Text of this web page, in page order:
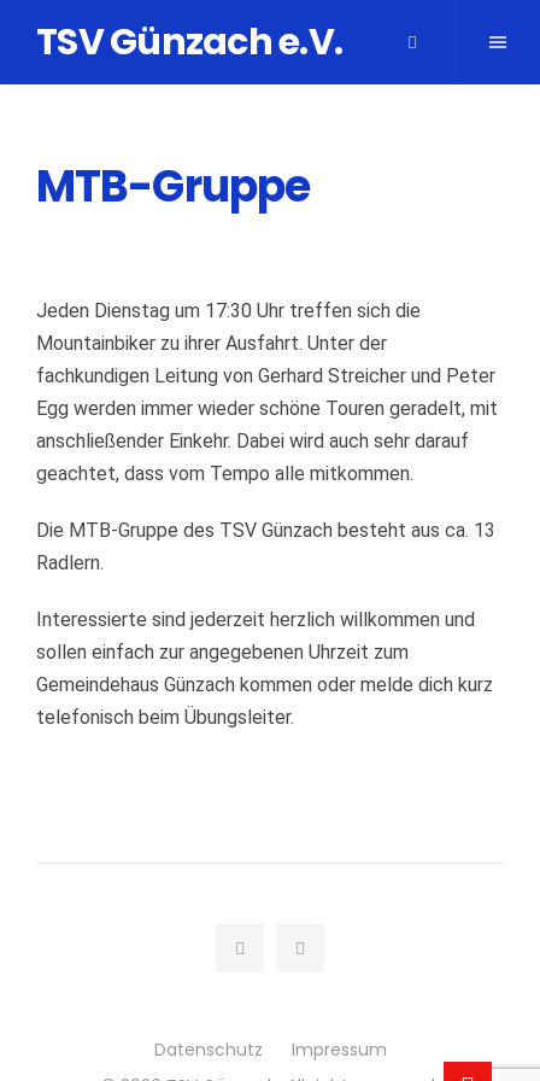
TSV Günzach e.V.
MTB-Gruppe
Jeden Dienstag um 17:30 Uhr treffen sich die
Mountainbiker zu ihrer Ausfahrt. Unter der
fachkundigen Leitung von Gerhard Streicher und Peter
Egg werden immer wieder schöne Touren geradelt, mit
anschließender Einkehr. Dabei wird auch sehr darauf
geachtet, dass vom Tempo alle mitkommen.
Die MTB-Gruppe des TSV Günzach besteht aus ca. 13
Radlern.
Interessierte sind jederzeit herzlich willkommen und
sollen einfach zur angegebenen Uhrzeit zum
Gemeindehaus Günzach kommen oder melde dich kurz
telefonisch beim Übungsleiter.
Datenschutz
Impressum